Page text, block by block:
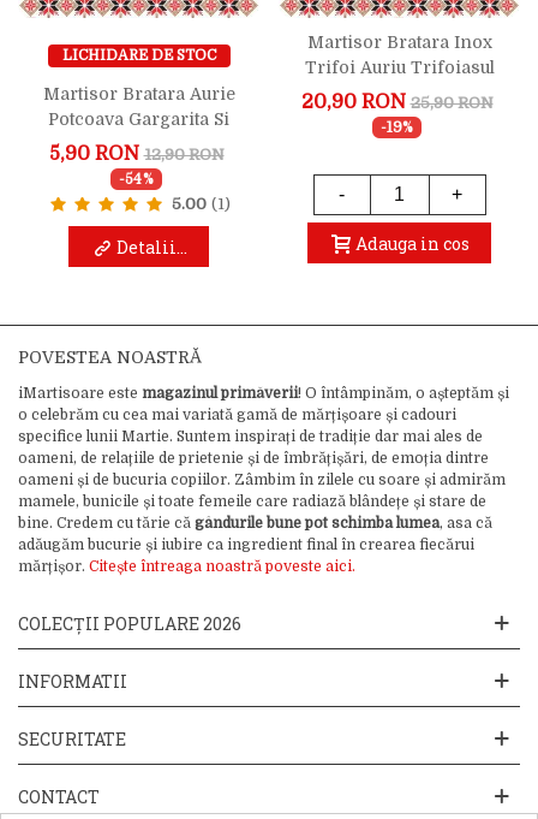
LICHIDARE DE STOC
Martisor Bratara Aurie
Potcoava Gargarita Si
Trifoi Verde
5,90 RON 12,90 RON
-54%
5.00 (1)
Detalii...
Martisor Bratara Inox
Trifoi Auriu Trifoiasul
Uimit
20,90 RON 25,90 RON
-19%
- +
Adauga in cos
POVESTEA NOASTRĂ
iMartisoare este magazinul primăverii! O întâmpinăm, o așteptăm și
o celebrăm cu cea mai variată gamă de mărțișoare și cadouri
specifice lunii Martie. Suntem inspirați de tradiție dar mai ales de
oameni, de relațiile de prietenie și de îmbrățișări, de emoția dintre
oameni și de bucuria copiilor. Zâmbim în zilele cu soare și admirăm
mamele, bunicile și toate femeile care radiază blândețe și stare de
bine. Credem cu tărie că gândurile bune pot schimba lumea, asa că
adăugăm bucurie și iubire ca ingredient final în crearea fiecărui
mărțișor. Citește întreaga noastră poveste aici.
COLECȚII POPULARE 2026
INFORMATII
SECURITATE
CONTACT